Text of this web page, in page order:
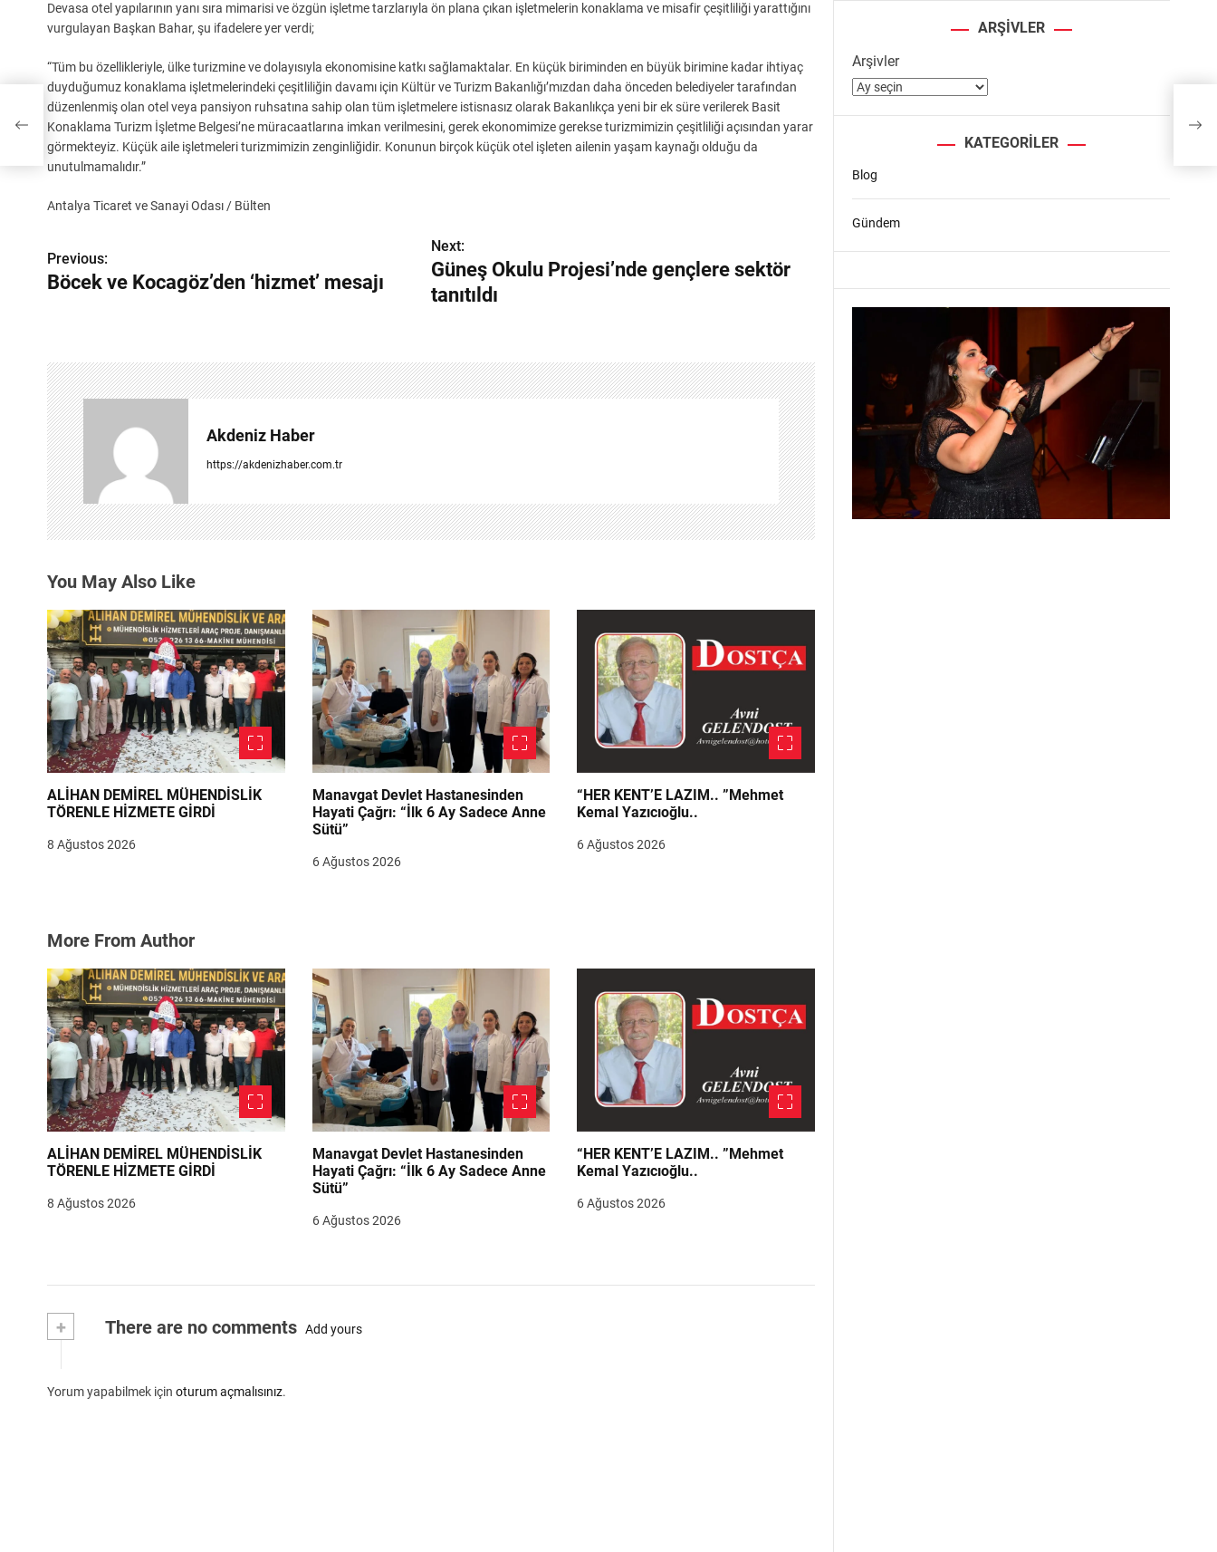
Devasa otel yapılarının yanı sıra mimarisi ve özgün işletme tarzlarıyla ön plana çıkan işletmelerin konaklama ve misafir çeşitliliği yarattığını
vurgulayan Başkan Bahar, şu ifadelere yer verdi;
“Tüm bu özellikleriyle, ülke turizmine ve dolayısıyla ekonomisine katkı sağlamaktalar. En küçük biriminden en büyük birimine kadar ihtiyaç
duyduğumuz konaklama işletmelerindeki çeşitliliğin davamı için Kültür ve Turizm Bakanlığı’mızdan daha önceden belediyeler tarafından
düzenlenmiş olan otel veya pansiyon ruhsatına sahip olan tüm işletmelere istisnasız olarak Bakanlıkça yeni bir ek süre verilerek Basit
Konaklama Turizm İşletme Belgesi’ne müracaatlarına imkan verilmesini, gerek ekonomimize gerekse turizmimizin çeşitliliği açısından yarar
görmekteyiz. Küçük aile işletmeleri turizmimizin zenginliğidir. Konunun birçok küçük otel işleten ailenin yaşam kaynağı olduğu da
unutulmamalıdır.”
Antalya Ticaret ve Sanayi Odası / Bülten
Y
a
g
e
z
i
n
e
s
i
Previous:
Böcek ve Kocagöz’den ‘hizmet’ mesajı
Next:
Güneş Okulu Projesi’nde gençlere sektör
tanıtıldı
Akdeniz Haber
https://akdenizhaber.com.tr
You May Also Like
ALİHAN DEMİREL MÜHENDİSLİK
TÖRENLE HİZMETE GİRDİ
8 Ağustos 2026
Manavgat Devlet Hastanesinden
Hayati Çağrı: “İlk 6 Ay Sadece Anne
Sütü”
6 Ağustos 2026
“HER KENT’E LAZIM.. ”Mehmet
Kemal Yazıcıoğlu..
6 Ağustos 2026
More From Author
ALİHAN DEMİREL MÜHENDİSLİK
TÖRENLE HİZMETE GİRDİ
8 Ağustos 2026
Manavgat Devlet Hastanesinden
Hayati Çağrı: “İlk 6 Ay Sadece Anne
Sütü”
6 Ağustos 2026
“HER KENT’E LAZIM.. ”Mehmet
Kemal Yazıcıoğlu..
6 Ağustos 2026
+ There are no comments Add yours
Yorum yapabilmek için oturum açmalısınız.
ARŞIVLER
Arşivler
KATEGORILER
Blog
Gündem